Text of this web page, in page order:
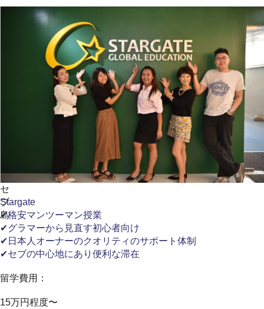
セ
ブ
島
Stargate
✔格安マンツーマン授業
✔グラマーから見直す初心者向け
✔日本人オーナーのクオリティのサポート体制
✔セブの中心地にあり便利な滞在
留学費用：
15万円程度〜